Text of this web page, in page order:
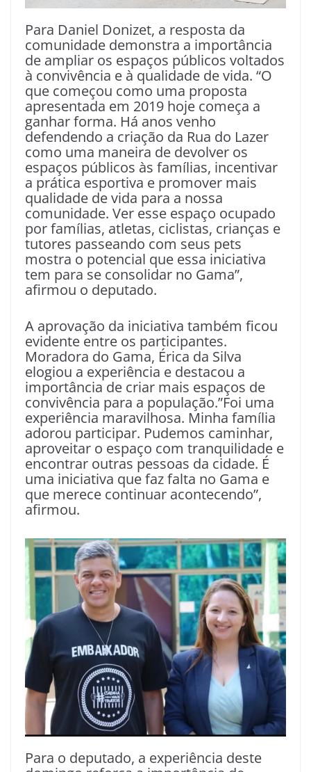
Para Daniel Donizet, a resposta da
comunidade demonstra a importância
de ampliar os espaços públicos voltados
à convivência e à qualidade de vida. “O
que começou como uma proposta
apresentada em 2019 hoje começa a
ganhar forma. Há anos venho
defendendo a criação da Rua do Lazer
como uma maneira de devolver os
espaços públicos às famílias, incentivar
a prática esportiva e promover mais
qualidade de vida para a nossa
comunidade. Ver esse espaço ocupado
por famílias, atletas, ciclistas, crianças e
tutores passeando com seus pets
mostra o potencial que essa iniciativa
tem para se consolidar no Gama”,
afirmou o deputado.
A aprovação da iniciativa também ficou
evidente entre os participantes.
Moradora do Gama, Érica da Silva
elogiou a experiência e destacou a
importância de criar mais espaços de
convivência para a população.”Foi uma
experiência maravilhosa. Minha família
adorou participar. Pudemos caminhar,
aproveitar o espaço com tranquilidade e
encontrar outras pessoas da cidade. É
uma iniciativa que faz falta no Gama e
que merece continuar acontecendo”,
afirmou.
Para o deputado, a experiência deste